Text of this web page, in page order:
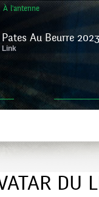
À l'antenne
Pates Au Beurre
Link
DU